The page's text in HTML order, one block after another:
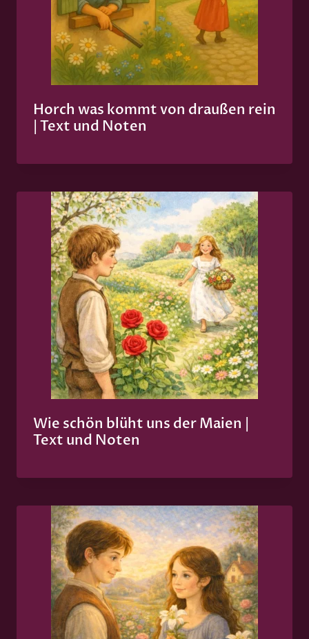
Horch was kommt von draußen rein
| Text und Noten
Wie schön blüht uns der Maien |
Text und Noten